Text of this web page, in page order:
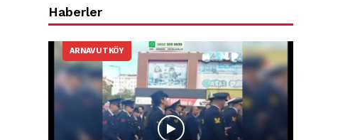
Haberler
ARNAVUTKÖY